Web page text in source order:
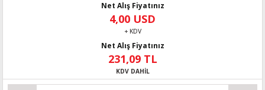
Net Alış Fiyatınız
4,00 USD
+ KDV
Net Alış Fiyatınız
231,09 TL
KDV DAHİL